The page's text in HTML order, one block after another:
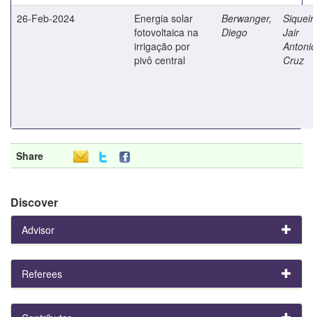
26-Feb-2024
Energia solar
fotovoltaica na
irrigação por
pivô central
Berwanger,
Diego
Jair
Cruz
Share
Discover
Advisor
Referees